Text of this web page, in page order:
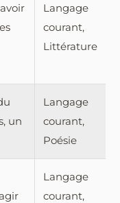
Langage
courant,
Littérature
un
Langage
courant,
Poésie
Langage
courant,